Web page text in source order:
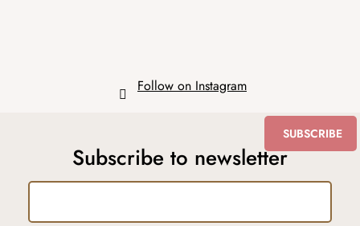
Follow on Instagram
Subscribe to newsletter
SUBSCRIBE